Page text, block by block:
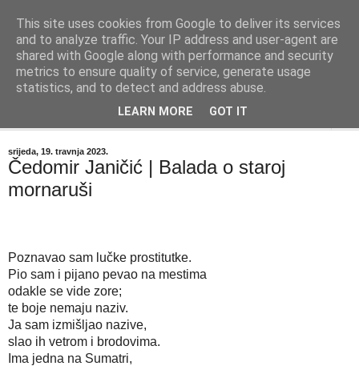
"Kvaka"
Časopis za književnost ISSN 2459-5632
srijeda, 19. travnja 2023.
Čedomir Janičić | Balada o staroj
mornaruši
Poznavao sam lučke prostitutke.
Pio sam i pijano pevao na mestima
odakle se vide zore;
te boje nemaju naziv.
Ja sam izmišljao nazive,
slao ih vetrom i brodovima.
Ima jedna na Sumatri,
This site uses cookies from Google to deliver its services
and to analyze traffic. Your IP address and user-agent are
shared with Google along with performance and security
metrics to ensure quality of service, generate usage
statistics, and to detect and address abuse.
LEARN MORE GOT IT